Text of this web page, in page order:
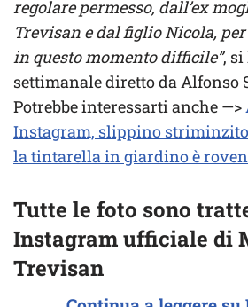
regolare permesso, dall’ex
Trevisan e dal figlio Nicola,
in questo momento difficile”,
settimanale diretto da Alfonso
Potrebbe interessarti anche —>
Instagram, slippino striminzito
la tintarella in giardino è
Tutte le foto sono
Instagram ufficiale di
Trevisan